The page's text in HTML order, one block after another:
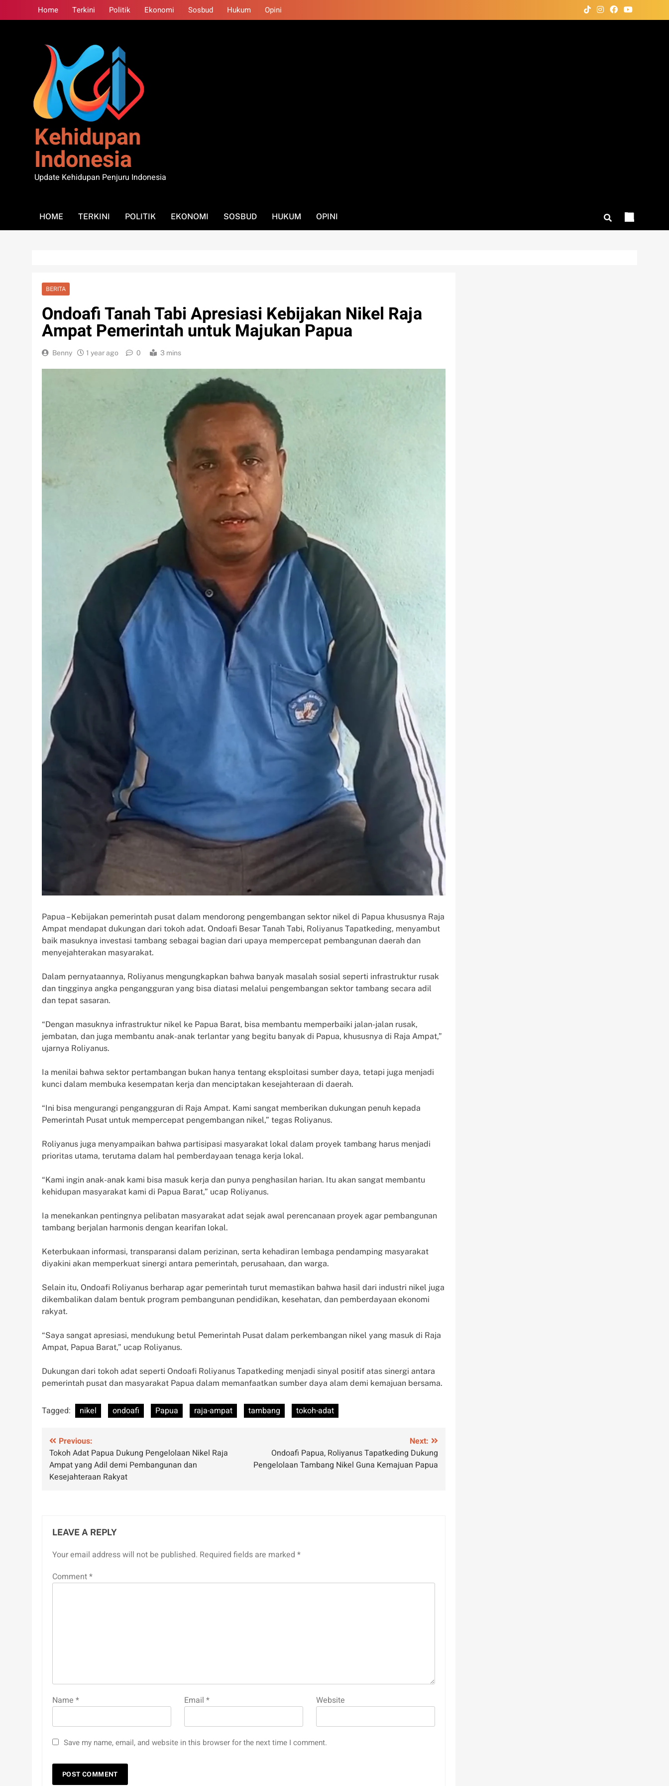
to
Home Terkini Politik Ekonomi Sosbud Hukum Opini
Kehidupan
Indonesia
Update Kehidupan Penjuru Indonesia
HOME TERKINI POLITIK EKONOMI SOSBUD HUKUM OPINI
BERITA
Ondoafi Tanah Tabi Apresiasi Kebijakan Nikel Raja
Ampat Pemerintah untuk Majukan Papua
Benny 1 year ago 0 3 mins
Papua – Kebijakan pemerintah pusat dalam mendorong pengembangan sektor nikel di Papua khususnya Raja
Ampat mendapat dukungan dari tokoh adat. Ondoafi Besar Tanah Tabi, Roliyanus Tapatkeding, menyambut
baik masuknya investasi tambang sebagai bagian dari upaya mempercepat pembangunan daerah dan
menyejahterakan masyarakat.
Dalam pernyataannya, Roliyanus mengungkapkan bahwa banyak masalah sosial seperti infrastruktur rusak
dan tingginya angka pengangguran yang bisa diatasi melalui pengembangan sektor tambang secara adil
dan tepat sasaran.
“Dengan masuknya infrastruktur nikel ke Papua Barat, bisa membantu memperbaiki jalan-jalan rusak,
jembatan, dan juga membantu anak-anak terlantar yang begitu banyak di Papua, khususnya di Raja Ampat,”
ujarnya Roliyanus.
Ia menilai bahwa sektor pertambangan bukan hanya tentang eksploitasi sumber daya, tetapi juga menjadi
kunci dalam membuka kesempatan kerja dan menciptakan kesejahteraan di daerah.
“Ini bisa mengurangi pengangguran di Raja Ampat. Kami sangat memberikan dukungan penuh kepada
Pemerintah Pusat untuk mempercepat pengembangan nikel,” tegas Roliyanus.
Roliyanus juga menyampaikan bahwa partisipasi masyarakat lokal dalam proyek tambang harus menjadi
prioritas utama, terutama dalam hal pemberdayaan tenaga kerja lokal.
“Kami ingin anak-anak kami bisa masuk kerja dan punya penghasilan harian. Itu akan sangat membantu
kehidupan masyarakat kami di Papua Barat,” ucap Roliyanus.
Ia menekankan pentingnya pelibatan masyarakat adat sejak awal perencanaan proyek agar pembangunan
tambang berjalan harmonis dengan kearifan lokal.
Keterbukaan informasi, transparansi dalam perizinan, serta kehadiran lembaga pendamping masyarakat
diyakini akan memperkuat sinergi antara pemerintah, perusahaan, dan warga.
Selain itu, Ondoafi Roliyanus berharap agar pemerintah turut memastikan bahwa hasil dari industri nikel juga
dikembalikan dalam bentuk program pembangunan pendidikan, kesehatan, dan pemberdayaan ekonomi
rakyat.
“Saya sangat apresiasi, mendukung betul Pemerintah Pusat dalam perkembangan nikel yang masuk di Raja
Ampat, Papua Barat,” ucap Roliyanus.
Dukungan dari tokoh adat seperti Ondoafi Roliyanus Tapatkeding menjadi sinyal positif atas sinergi antara
pemerintah pusat dan masyarakat Papua dalam memanfaatkan sumber daya alam demi kemajuan bersama.
Tagged: nikel ondoafi Papua raja-ampat tambang tokoh-adat
Post
navigation
Previous:
Tokoh Adat Papua Dukung Pengelolaan Nikel Raja
Ampat yang Adil demi Pembangunan dan
Kesejahteraan Rakyat
Next:
Ondoafi Papua, Roliyanus Tapatkeding Dukung
Pengelolaan Tambang Nikel Guna Kemajuan Papua
LEAVE A REPLY
Your email address will not be published. Required fields are marked *
Comment*
Name * Email* Website
Save my name, email, and website in this browser for the next time I comment.